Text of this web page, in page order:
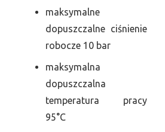
maksymalne
dopuszczalne ciśnienie
robocze 10 bar
maksymalna
dopuszczalna
temperatura pracy
95°C